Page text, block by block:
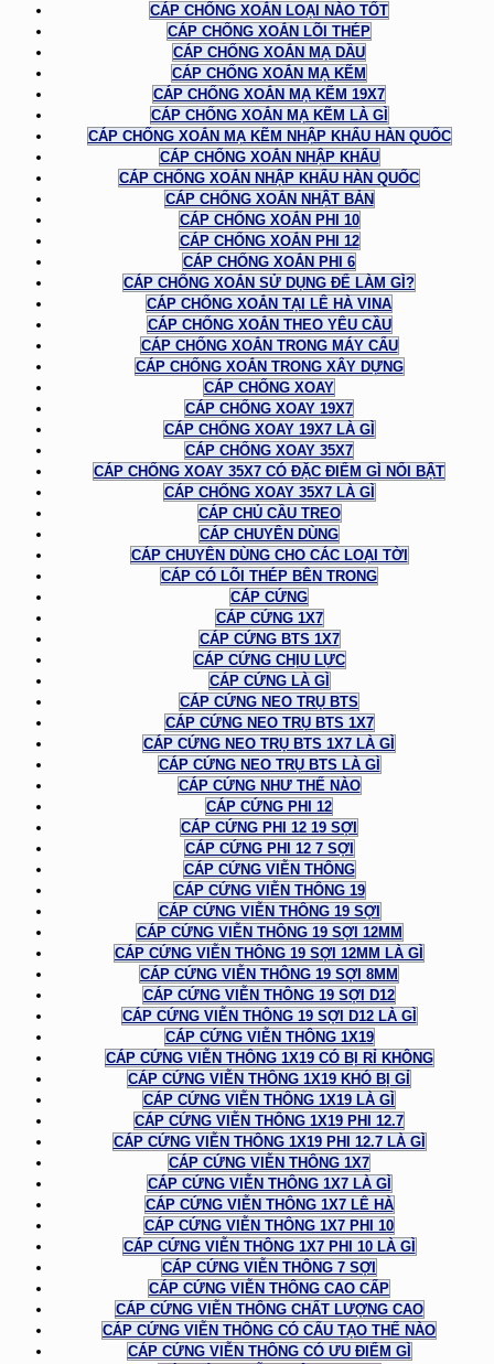
CÁP CHỐNG XOẮN LOẠI NÀO TỐT
CÁP CHỐNG XOẮN LÕI THÉP
CÁP CHỐNG XOẮN MẠ DẦU
CÁP CHỐNG XOẮN MẠ KẼM
CÁP CHỐNG XOẮN MẠ KẼM 19X7
CÁP CHỐNG XOẮN MẠ KẼM LÀ GÌ
CÁP CHỐNG XOẮN MẠ KẼM NHẬP KHẨU HÀN QUỐC
CÁP CHỐNG XOẮN NHẬP KHẨU
CÁP CHỐNG XOẮN NHẬP KHẨU HÀN QUỐC
CÁP CHỐNG XOẮN NHẬT BẢN
CÁP CHỐNG XOẮN PHI 10
CÁP CHỐNG XOẮN PHI 12
CÁP CHỐNG XOẮN PHI 6
CÁP CHỐNG XOẮN SỬ DỤNG ĐỂ LÀM GÌ?
CÁP CHỐNG XOẮN TẠI LÊ HÀ VINA
CÁP CHỐNG XOẮN THEO YÊU CẦU
CÁP CHỐNG XOẮN TRONG MÁY CẨU
CÁP CHỐNG XOẮN TRONG XÂY DỰNG
CÁP CHỐNG XOAY
CÁP CHỐNG XOAY 19X7
CÁP CHỐNG XOAY 19X7 LÀ GÌ
CÁP CHỐNG XOAY 35X7
CÁP CHỐNG XOAY 35X7 CÓ ĐẶC ĐIỂM GÌ NỔI BẬT
CÁP CHỐNG XOAY 35X7 LÀ GÌ
CÁP CHỦ CẦU TREO
CÁP CHUYÊN DÙNG
CÁP CHUYÊN DÙNG CHO CÁC LOẠI TỜI
CÁP CÓ LÕI THÉP BÊN TRONG
CÁP CỨNG
CÁP CỨNG 1X7
CÁP CỨNG BTS 1X7
CÁP CỨNG CHỊU LỰC
CÁP CỨNG LÀ GÌ
CÁP CỨNG NEO TRỤ BTS
CÁP CỨNG NEO TRỤ BTS 1X7
CÁP CỨNG NEO TRỤ BTS 1X7 LÀ GÌ
CÁP CỨNG NEO TRỤ BTS LÀ GÌ
CÁP CỨNG NHƯ THẾ NÀO
CÁP CỨNG PHI 12
CÁP CỨNG PHI 12 19 SỢI
CÁP CỨNG PHI 12 7 SỢI
CÁP CỨNG VIỄN THÔNG
CÁP CỨNG VIỄN THÔNG 19
CÁP CỨNG VIỄN THÔNG 19 SỢI
CÁP CỨNG VIỄN THÔNG 19 SỢI 12MM
CÁP CỨNG VIỄN THÔNG 19 SỢI 12MM LÀ GÌ
CÁP CỨNG VIỄN THÔNG 19 SỢI 8MM
CÁP CỨNG VIỄN THÔNG 19 SỢI D12
CÁP CỨNG VIỄN THÔNG 19 SỢI D12 LÀ GÌ
CÁP CỨNG VIỄN THÔNG 1X19
CÁP CỨNG VIỄN THÔNG 1X19 CÓ BỊ RỈ KHÔNG
CÁP CỨNG VIỄN THÔNG 1X19 KHÓ BỊ GỈ
CÁP CỨNG VIỄN THÔNG 1X19 LÀ GÌ
CÁP CỨNG VIỄN THÔNG 1X19 PHI 12.7
CÁP CỨNG VIỄN THÔNG 1X19 PHI 12.7 LÀ GÌ
CÁP CỨNG VIỄN THÔNG 1X7
CÁP CỨNG VIỄN THÔNG 1X7 LÀ GÌ
CÁP CỨNG VIỄN THÔNG 1X7 LÊ HÀ
CÁP CỨNG VIỄN THÔNG 1X7 PHI 10
CÁP CỨNG VIỄN THÔNG 1X7 PHI 10 LÀ GÌ
CÁP CỨNG VIỄN THÔNG 7 SỢI
CÁP CỨNG VIỄN THÔNG CAO CẤP
CÁP CỨNG VIỄN THÔNG CHẤT LƯỢNG CAO
CÁP CỨNG VIỄN THÔNG CÓ CẤU TẠO THẾ NÀO
CÁP CỨNG VIỄN THÔNG CÓ ƯU ĐIỂM GÌ